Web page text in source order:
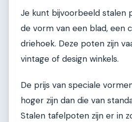
Je kunt bijvoorbeeld stalen
de vorm van een blad, een
driehoek. Deze poten zijn
vintage of design winkels.
De prijs van speciale
hoger zijn dan die van
Stalen tafelpoten zijn er in